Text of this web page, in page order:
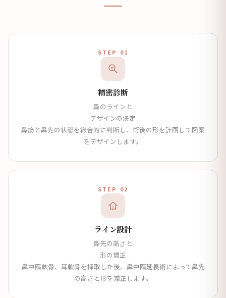
STEP 01
精密診断
鼻のラインと
デザインの決定
鼻筋と鼻先の状態を総合的に判断し、術後の形を計画して図案
をデザインします。
STEP 02
ライン設計
鼻先の高さと
形の矯正
鼻中隔軟骨、耳軟骨を採取した後、鼻中隔延長術によって鼻先
の高さと形を矯正します。